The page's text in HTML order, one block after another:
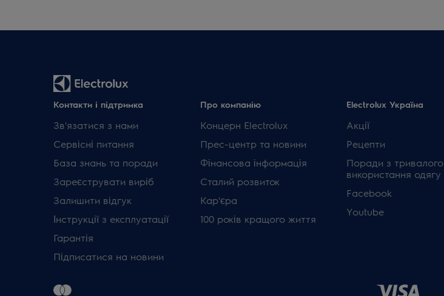
Контакти і підтримка
Зв'язатися з нами
Сервісні питання
База знань та поради
Зареєструвати виріб
Залишити відгук
Інструкції з експлуатації
Гарантія
Підписатися на новини
Про компанію
Концерн Electrolux
Прес-центр та новини
Фінансова інформація
Сталий розвиток
Кар'єра
100 років кращого життя
Electrolux Україна
Акції
Рецепти
Поради з тривалого
використання одягу
Facebook
Youtube